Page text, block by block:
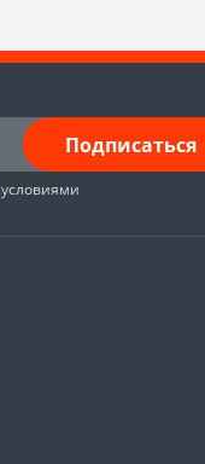
Подписаться
условиями